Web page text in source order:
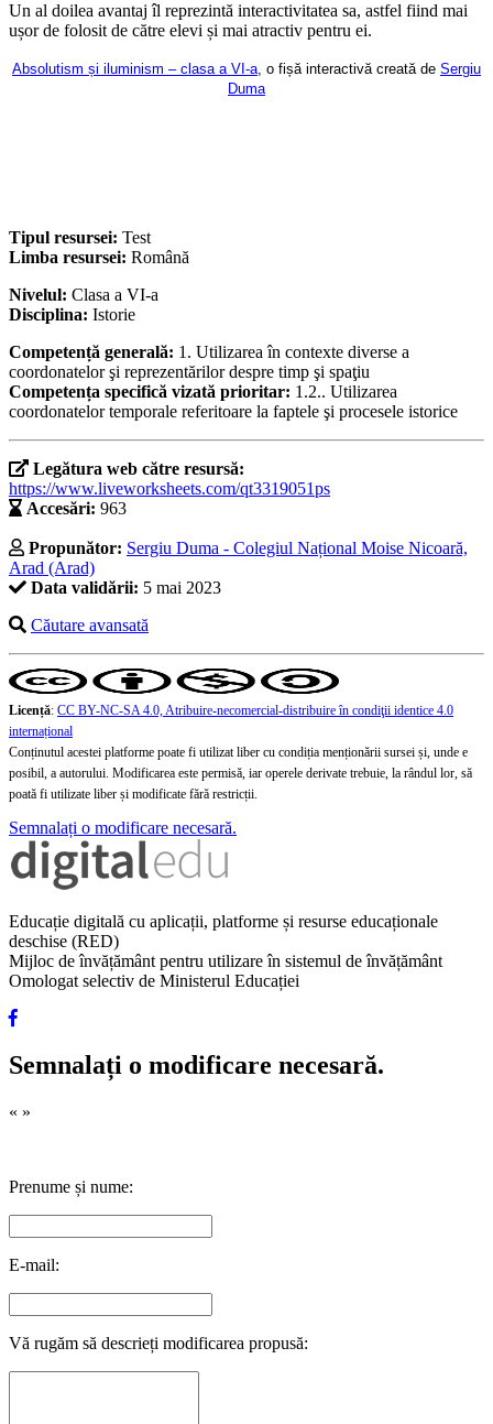
Un al doilea avantaj îl reprezintă interactivitatea sa, astfel fiind mai
ușor de folosit de către elevi și mai atractiv pentru ei.
Absolutism și iluminism – clasa a VI-a, o fișă interactivă creată de Sergiu
Duma
Tipul resursei: Test
Limba resursei: Română
Nivelul: Clasa a VI-a
Disciplina: Istorie
Competență generală: 1. Utilizarea în contexte diverse a
coordonatelor şi reprezentărilor despre timp şi spaţiu
Competența specifică vizată prioritar: 1.2.. Utilizarea
coordonatelor temporale referitoare la faptele şi procesele istorice
Legătura web către resursă:
https://www.liveworksheets.com/qt3319051ps
Accesări: 963
Propunător: Sergiu Duma - Colegiul Național Moise Nicoară,
Arad (Arad)
Data validării: 5 mai 2023
Căutare avansată
Licență: CC BY-NC-SA 4.0, Atribuire-necomercial-distribuire în condiţii identice 4.0
internațional
Conținutul acestei platforme poate fi utilizat liber cu condiția menționării sursei și, unde e
posibil, a autorului. Modificarea este permisă, iar operele derivate trebuie, la rândul lor, să
poată fi utilizate liber și modificate fără restricții.
Semnalați o modificare necesară.
Educație digitală cu aplicații, platforme și resurse educaționale
deschise (RED)
Mijloc de învățământ pentru utilizare în sistemul de învățământ
Omologat selectiv de Ministerul Educației
Semnalați o modificare necesară.
« »
Prenume și nume:
E-mail:
Vă rugăm să descrieți modificarea propusă: